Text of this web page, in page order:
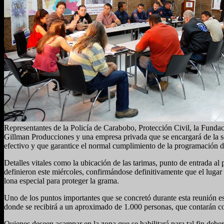
Representantes de la Policía de Carabobo, Protección Civil, la
Gillman Producciones y una empresa privada que se encargará de
efectivo y que garantice el normal cumplimiento de la programación
Detalles vitales como la ubicación de las tarimas, punto de entrada
definieron este miércoles, confirmándose definitivamente que el
lona especial para proteger la grama.
Uno de los puntos importantes que se concretó durante esta reunión
donde se recibirá a un aproximado de 1.000 personas, que contarán